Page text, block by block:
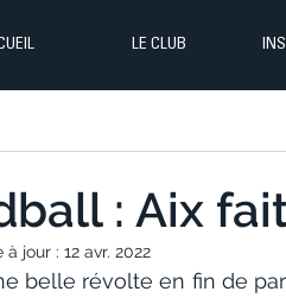
LE CLUB
: Aix
à jour : 12 avr. 2022
belle révolte en fin de